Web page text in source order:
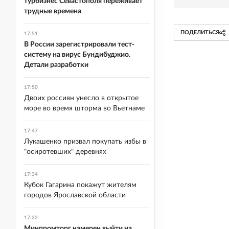
ПОДЕЛИТЬСЯ
трудные времена
17:51
В России зарегистрировали тест-
систему на вирус Бундибуджио.
Детали разработки
17:50
Двоих россиян унесло в открытое
море во время шторма во Вьетнаме
17:47
Лукашенко призвал покупать избы в
"осиротевших" деревнях
17:34
Кубок Гагарина покажут жителям
городов Ярославской области
17:32